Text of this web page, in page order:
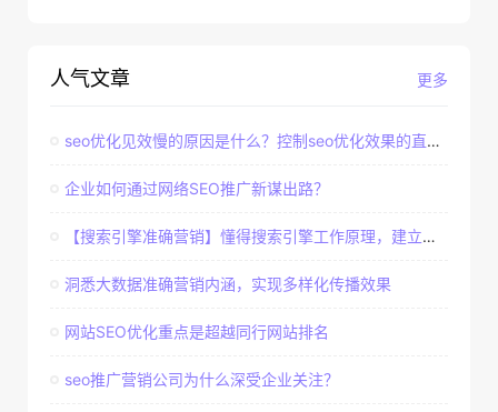
更多
人气文章
seo优化见效慢的原因是什么？控制seo优化效果的直接因素
企业如何通过网络SEO推广新谋出路？
【搜索引擎准确营销】懂得搜索引擎工作原理，建立准确客户群体
洞悉大数据准确营销内涵，实现多样化传播效果
网站SEO优化重点是超越同行网站排名
seo推广营销公司为什么深受企业关注？